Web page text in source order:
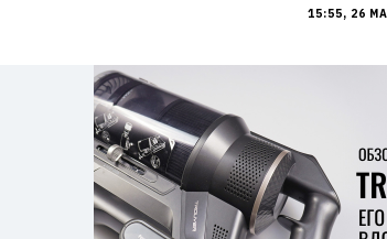
15:55, 26